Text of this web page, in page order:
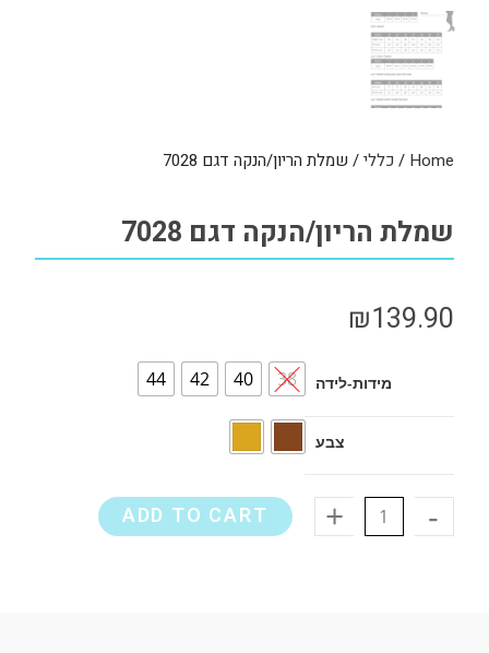
Home
/ כללי/ שמלת הריון/הנקה דגם 7028
שמלת הריון/הנקה דגם 7028
₪139.90
מידות-לידה 38
40
42
44
צבע
-
+
ADD TO CART